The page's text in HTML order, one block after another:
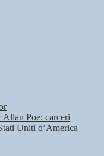
Poe: carceri
Uniti d’America